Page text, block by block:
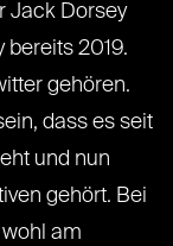
Jack Dorsey
bereits 2019.
gehören.
dass es seit
und nun
gehört. Bei
am